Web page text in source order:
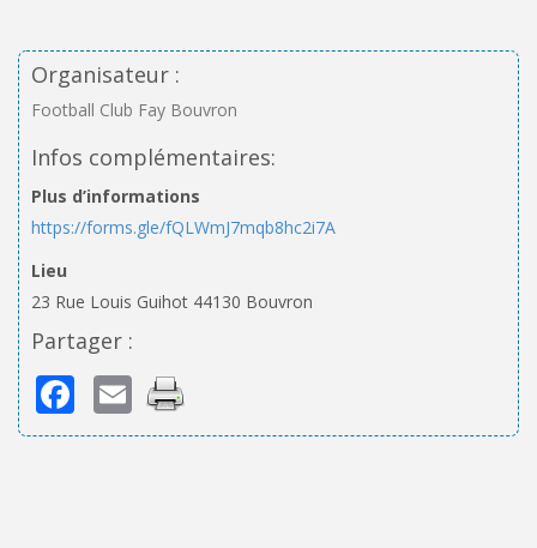
Organisateur :
Football Club Fay Bouvron
Infos complémentaires:
Plus d’informations
https://forms.gle/fQLWmJ7mqb8hc2i7A
Lieu
23 Rue Louis Guihot 44130 Bouvron
Partager :
Facebook
Email